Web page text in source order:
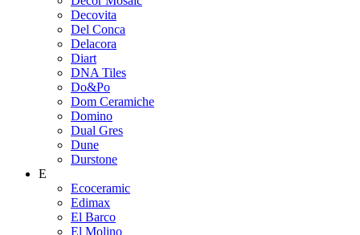
Decovita
Del Conca
Delacora
Diart
DNA Tiles
Do&Po
Dom Ceramiche
Domino
Dual Gres
Dune
Durstone
E
Ecoceramic
Edimax
El Barco
El Molino